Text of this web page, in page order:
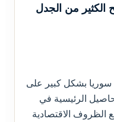
الكثير من الجدل
بشكل كبير على
الرئيسية في
الظروف الاقتصادية